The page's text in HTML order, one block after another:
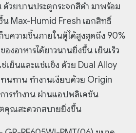
วยบานประตูกระจกสีดำ มาพร้อม
น Max-Humid Fresh เอกสิทธิ์
บความชื้นภายในตู้ได้สูงสุดถึง 90%
งอาหารได้ยาวนานยิ่งขึ้น เย็นเร็ว
เย็นและแช่แข็ง ด้วย Dual Alloy
นทาน ทำงานเงียบด้วย Origin
รทำงาน ผ่านแอปพลิเคชัน
คุณสะดวกสบายยิ่งขึ้น